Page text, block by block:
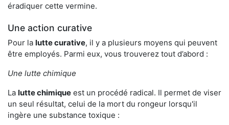
éradiquer cette vermine.
Une action curative
Pour la lutte curative, il y a plusieurs moyens qui peuvent
être employés. Parmi eux, vous trouverez tout d’abord :
Une lutte chimique
La lutte chimique est un procédé radical. Il permet de viser
un seul résultat, celui de la mort du rongeur lorsqu'il
ingère une substance toxique :